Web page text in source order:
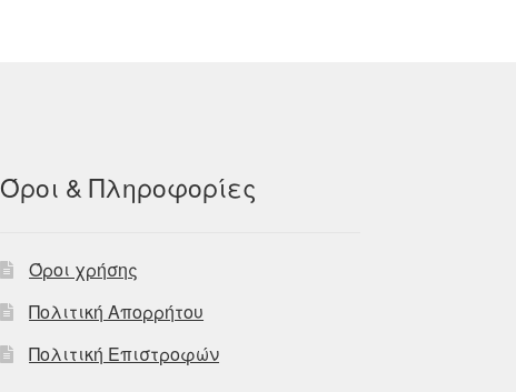
Όροι & Πληροφορίες
Όροι χρήσης
Πολιτική Απορρήτου
Πολιτική Επιστροφών